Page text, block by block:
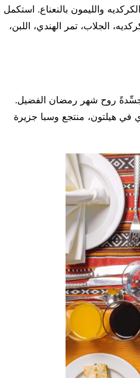
والليمون بالنعناع. استكمل
الجلاب، تمر الهندي، اللبن،
روح شهر رمضان الفضيل.
هيلتون، منتجع وسبا جزيرة